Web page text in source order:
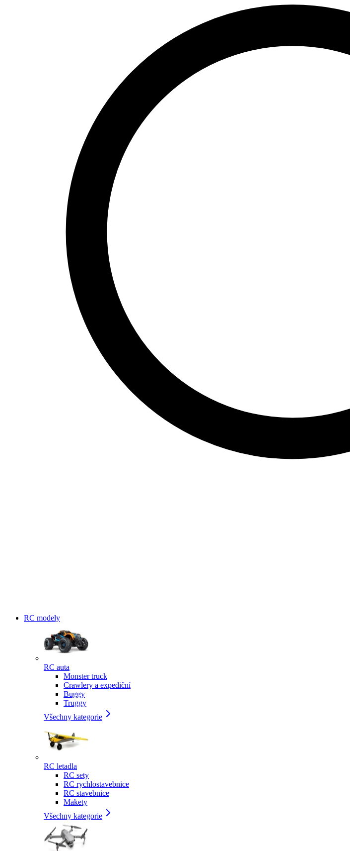
RC modely
RC auta
Monster truck
Crawlery a expediční
Buggy
Truggy
Všechny kategorie
RC letadla
RC sety
RC rychlostavebnice
RC stavebnice
Makety
Všechny kategorie